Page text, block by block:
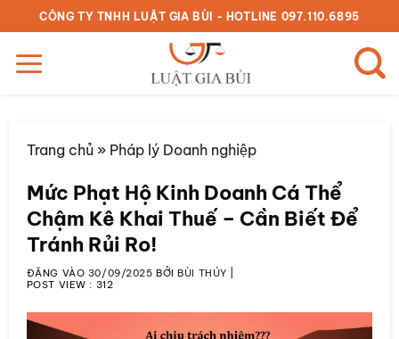
qua
nội
dung
CÔNG TY TNHH LUẬT GIA BÙI - HOTLINE 097.110.6895
Trang chủ» Pháp lý Doanh nghiệp
Mức Phạt Hộ Kinh Doanh Cá Thể
Chậm Kê Khai Thuế – Cần Biết Để
Tránh Rủi Ro!
ĐĂNG VÀO 30/09/2025 BỞIBÙI THÚY
POST VIEW : 312